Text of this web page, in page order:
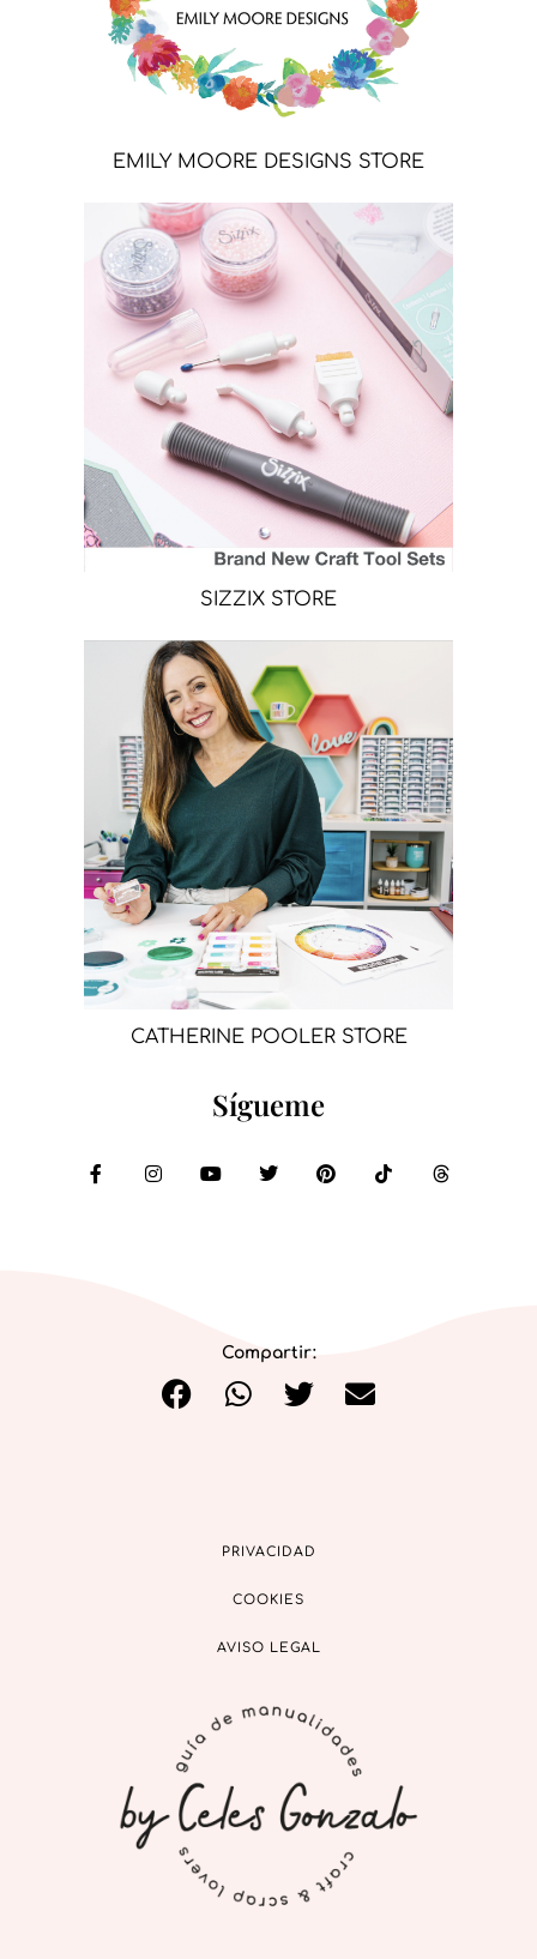
EMILY MOORE DESIGNS STORE
SIZZIX STORE
CATHERINE POOLER STORE
Sígueme
Compartir:
PRIVACIDAD
COOKIES
AVISO LEGAL